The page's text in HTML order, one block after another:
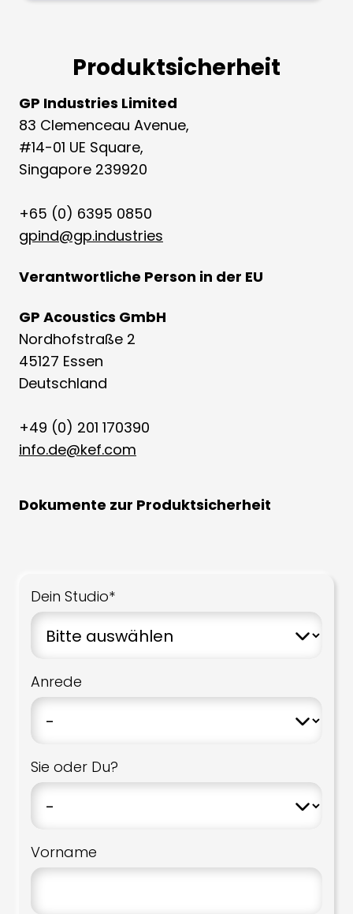
Produktsicherheit
GP Industries Limited
83 Clemenceau Avenue,
#14-01 UE Square,
Singapore 239920
+65 (0) 6395 0850
gpind@gp.industries
Verantwortliche Person in der EU
GP Acoustics GmbH
Nordhofstraße 2
45127 Essen
Deutschland
+49 (0) 201 170390
info.de@kef.com
Dokumente zur Produktsicherheit
Dein Studio*
Anrede
Sie oder Du?
Vorname